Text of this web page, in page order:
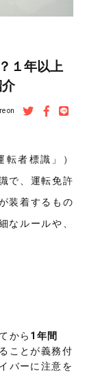
１年以上
on
転者標識」）
で、運転免許
装着するもの
なルールや、
から 1年間
ことが義務付
バーに注意を